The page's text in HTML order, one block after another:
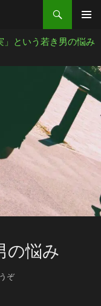
」という若き男の悩み
の悩み
ぞ